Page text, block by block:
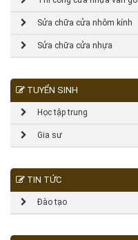
Sửa chữa cửa nhôm kính
Sửa chữa cửa nhựa
TUYỂN SINH
Học tập trung
Gia sư
TIN TỨC
Đào tạo